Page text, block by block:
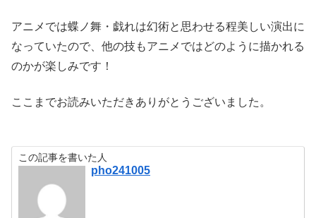
アニメでは蝶ノ舞・戯れは幻術と思わせる程美しい演出に
なっていたので、他の技もアニメではどのように描かれる
のかが楽しみです！
ここまでお読みいただきありがとうございました。
この記事を書いた人
pho241005